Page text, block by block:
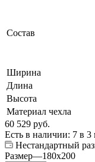
Состав
Ширина
Длина
Высота
Материал чехла
60 529 руб.
Есть в наличии: 7 в 3
Нестандартный
Размер—180x200